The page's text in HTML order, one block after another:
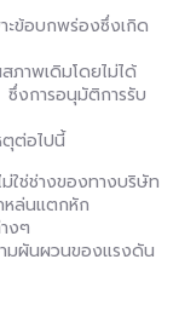
ะข้อบกพร่องซึ่งเกิด
ภาพเดิมโดยไม่ได้
งการอนุมัติการรับ
ตุต่อไปนี้
ใช่ช่างของทางบริษัท
หล่นแตกหัก
งๆ
มผันผวนของแรงดัน